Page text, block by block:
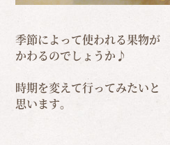
季節によって使われる果物が
かわるのでしょうか♪
時期を変えて行ってみたいと
思います。